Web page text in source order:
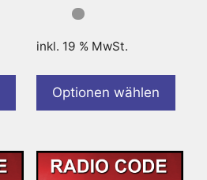
inkl. 19 % MwSt.
Optionen wählen